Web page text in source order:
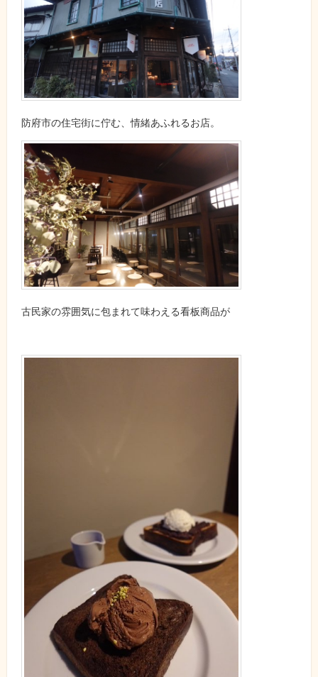
防府市の住宅街に佇む、情緒あふれるお店。
古民家の雰囲気に包まれて味わえる看板商品が